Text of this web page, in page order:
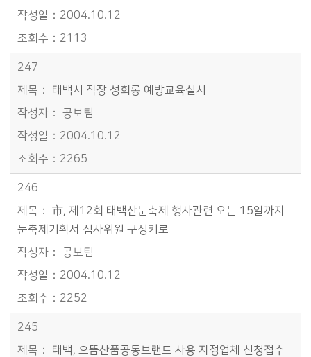
2004.10.12
2113
247
태백시 직장 성희롱 예방교육실시
공보팀
2004.10.12
2265
246
市, 제12회 태백산눈축제 행사관련 오는 15일까지
눈축제기획서 심사위원 구성키로
공보팀
2004.10.12
2252
245
태백, 으뜸산품공동브랜드 사용 지정업체 신청접수